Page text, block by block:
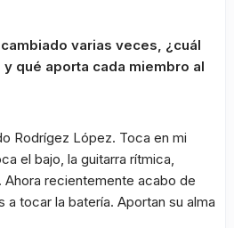
varias veces, ¿cuál
qué aporta cada miembro al
Rodrígez López. Toca en mi
el bajo, la guitarra rítmica,
recientemente acabo de
a tocar la batería. Aportan su alma